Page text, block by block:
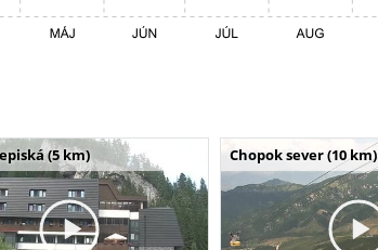
(5 km) Chopok sever (10 km)